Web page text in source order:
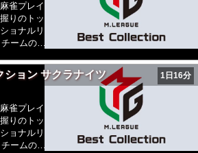
位は収録
分のチー
グで、先
士(棋士
。なお、
され、試
場不可。
ツい戦い
は一体ど
位は収録
分の一手
ッシャー
が「大会
ら3人の
3人が出
先発棋士
対局に
も連続で
分のチー
グで、先
士(棋士
。なお、
チーム総
雀プレイ
りのトッ
ョナルリ
ームの威
リーグ
ームに加
チーム総
ション サクラナイツ
1日16分
雀プレイ
りのトッ
ョナルリ
ームの威